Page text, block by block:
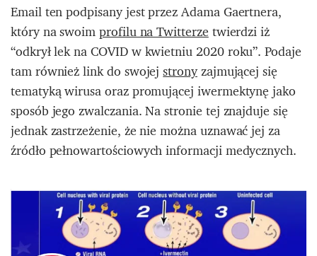
Email ten podpisany jest przez Adama Gaertnera,
który na swoimprofilu na Twitterzetwierdzi iż
“odkrył lek na COVID w kwietniu 2020 roku”. Podaje
tam również link do swojejstronyzajmującej się
tematyką wirusa oraz promującej iwermektynę jako
sposób jego zwalczania. Na stronie tej znajduje się
jednak zastrzeżenie, że nie można uznawać jej za
źródło pełnowartościowych informacji medycznych.